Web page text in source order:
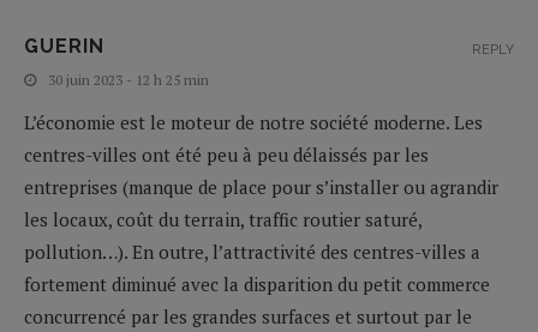
GUERIN
30 juin 2023 - 12 h 25 min
L’économie est le moteur de notre société moderne. Les
centres-villes ont été peu à peu délaissés par les
entreprises (manque de place pour s’installer ou agrandir
les locaux, coût du terrain, traffic routier saturé,
pollution…). En outre, l’attractivité des centres-villes a
fortement diminué avec la disparition du petit commerce
concurrencé par les grandes surfaces et surtout par le
REPLY